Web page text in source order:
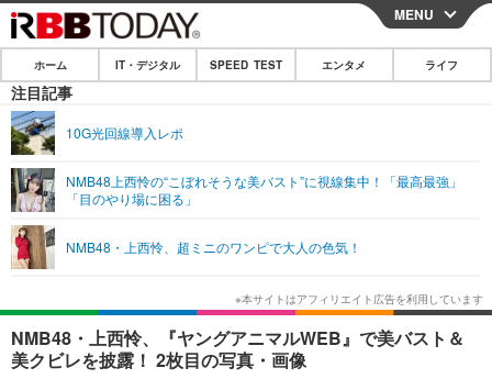
CLOSE
ホーム
IT・デジタル
ネタ
ショッピング その他
SPEED TEST
エンタメ
エンタメTOP 映画・ドラマ
韓国・芸能
音楽 スポーツ
ライフ
ライフTOP グルメ
ペット ショッピング
リリース一覧
プッシュ通知の停止方法
MENU
ホーム IT・デジタル SPEED TEST エンタメ ライフ
注目記事
10G光回線導入レポ
NMB48上西怜の“こぼれそうな美バスト”に視線集中！「最高最強」
「目のやり場に困る」
NMB48・上西怜、超ミニのワンピで大人の色気！
NMB48・上西怜、『ヤングアニマルWEB』で美バスト＆
美クビレを披露！ 2枚目の写真・画像